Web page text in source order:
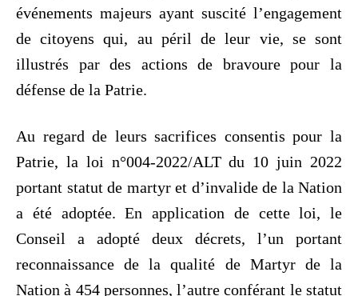
événements majeurs ayant suscité l’engagement
de citoyens qui, au péril de leur vie, se sont
illustrés par des actions de bravoure pour la
défense de la Patrie.
Au regard de leurs sacrifices consentis pour la
Patrie, la loi n°004-2022/ALT du 10 juin 2022
portant statut de martyr et d’invalide de la Nation
a été adoptée. En application de cette loi, le
Conseil a adopté deux décrets, l’un portant
reconnaissance de la qualité de Martyr de la
Nation à 454 personnes, l’autre conférant le statut